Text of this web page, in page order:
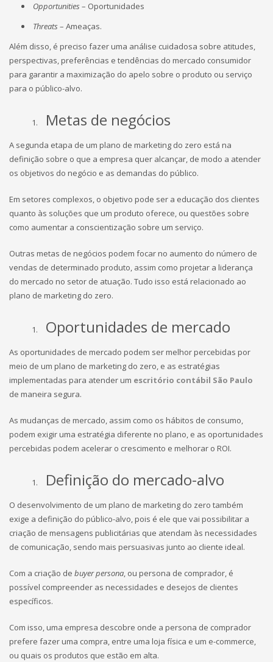
Opportunities– Oportunidades
Threats– Ameaças.
Além disso, é preciso fazer uma análise cuidadosa sobre atitudes,
perspectivas, preferências e tendências do mercado consumidor
para garantir a maximização do apelo sobre o produto ou serviço
para o público-alvo.
Metas de negócios
A segunda etapa de um plano de marketing do zero está na
definição sobre o que a empresa quer alcançar, de modo a atender
os objetivos do negócio e as demandas do público.
Em setores complexos, o objetivo pode ser a educação dos clientes
quanto às soluções que um produto oferece, ou questões sobre
como aumentar a conscientização sobre um serviço.
Outras metas de negócios podem focar no aumento do número de
vendas de determinado produto, assim como projetar a liderança
do mercado no setor de atuação. Tudo isso está relacionado ao
plano de marketing do zero.
Oportunidades de mercado
As oportunidades de mercado podem ser melhor percebidas por
meio de um plano de marketing do zero, e as estratégias
implementadas para atender um escritório contábil São Paulo
de maneira segura.
As mudanças de mercado, assim como os hábitos de consumo,
podem exigir uma estratégia diferente no plano, e as oportunidades
percebidas podem acelerar o crescimento e melhorar o ROI.
Definição do mercado-alvo
O desenvolvimento de um plano de marketing do zero também
exige a definição do público-alvo, pois é ele que vai possibilitar a
criação de mensagens publicitárias que atendam às necessidades
de comunicação, sendo mais persuasivas junto ao cliente ideal.
Com a criação de buyer persona, ou persona de comprador, é
possível compreender as necessidades e desejos de clientes
específicos.
Com isso, uma empresa descobre onde a persona de comprador
prefere fazer uma compra, entre uma loja física e um e-commerce,
ou quais os produtos que estão em alta.